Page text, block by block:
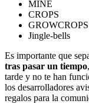
MINE
CROPS
GROWCROPS
Jingle-bells
Es importante que
tras pasar un tiempo
tarde y no te han
los desarrolladores
regalos para la